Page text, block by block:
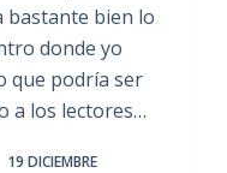
bastante bien lo
donde yo
que podría ser
a los lectores…
19 DICIEMBRE